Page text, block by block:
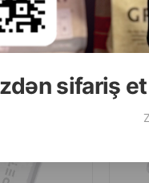
sifariş
üçün ön qapı-